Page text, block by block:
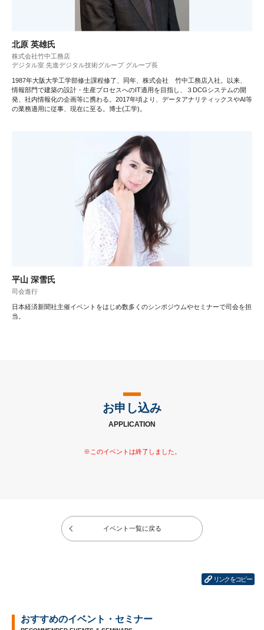
北原 英雄氏
株式会社竹中工務店
デジタル室 先進デジタル技術グループ グループ長
1987年大阪大学工学部修士課程修了、同年、株式会社 竹中工務店入社。以来、
情報部門で建築の設計・生産プロセスへのIT適用を目指し、３DCGシステムの開
発、社内情報化の企画等に携わる。2017年頃より、データアナリティックスやAI等
の業務適用に従事、現在に至る。博士(工学)。
平山 深雪氏
司会進行
日本経済新聞社主催イベントをはじめ数多くのシンポジウムやセミナーで司会を担
当。
お申し込み
APPLICATION
イベント一覧に戻る
リンクをコピー
おすすめのイベント・セミナー